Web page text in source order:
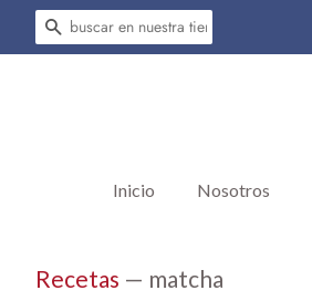
Buscar
Inicio Nosotros
Recetas — matcha